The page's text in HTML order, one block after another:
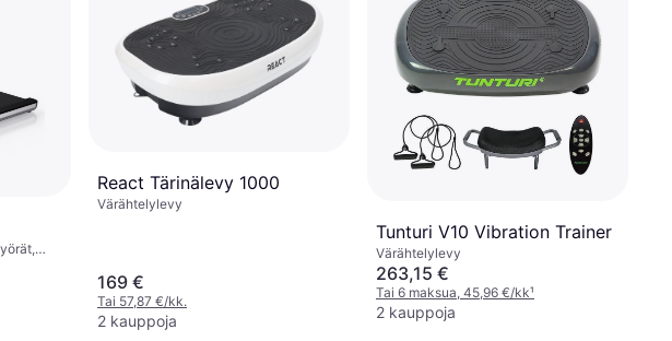
React Tärinälevy 1000
Värähtelylevy
169 €
Tai 57,87 €/kk.
2 kauppoja
Tunturi V10 Vibration Trainer
Värähtelylevy
263,15 €
Tai 6 maksua, 45,96 €/kk¹
2 kauppoja